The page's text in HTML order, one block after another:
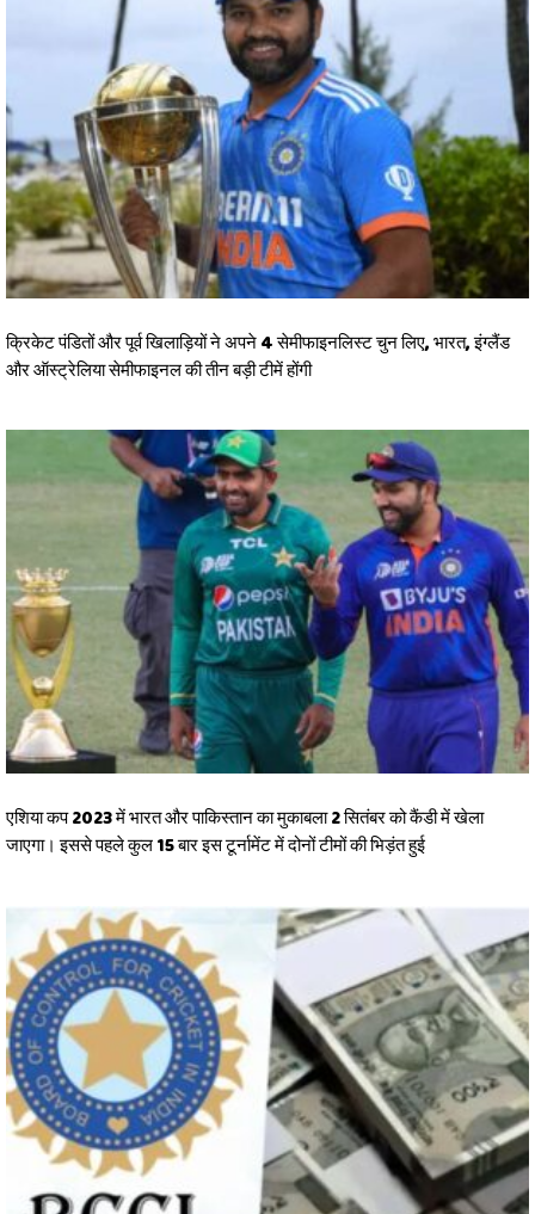
क्रिकेट पंडितों और पूर्व खिलाड़ियों ने अपने 4 सेमीफाइनलिस्ट चुन लिए, भारत, इंग्लैंड
और ऑस्ट्रेलिया सेमीफाइनल की तीन बड़ी टीमें होंगी
एशिया कप 2023 में भारत और पाकिस्तान का मुकाबला 2 सितंबर को कैंडी में खेला
जाएगा। इससे पहले कुल 15 बार इस टूर्नामेंट में दोनों टीमों की भिड़ंत हुई